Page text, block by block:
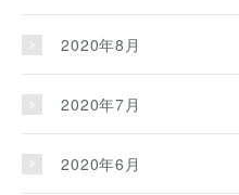
2020年8月
2020年7月
2020年6月